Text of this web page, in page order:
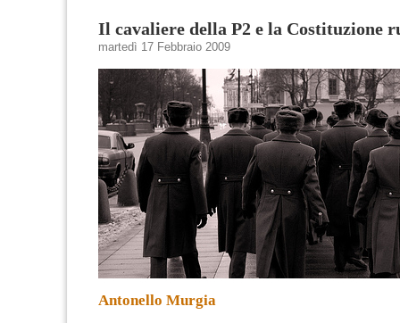
Il cavaliere della P2 e la Costituzione
martedì 17 Febbraio 2009
Antonello Murgia